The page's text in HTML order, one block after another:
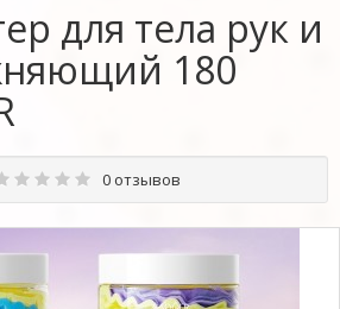
для тела рук и
180
0 отзывов